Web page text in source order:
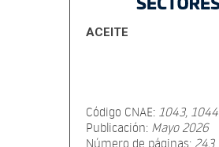
ACEITE
Código CNAE: 1043, 1044
Publicación: Mayo 2026
Número de páginas: 243